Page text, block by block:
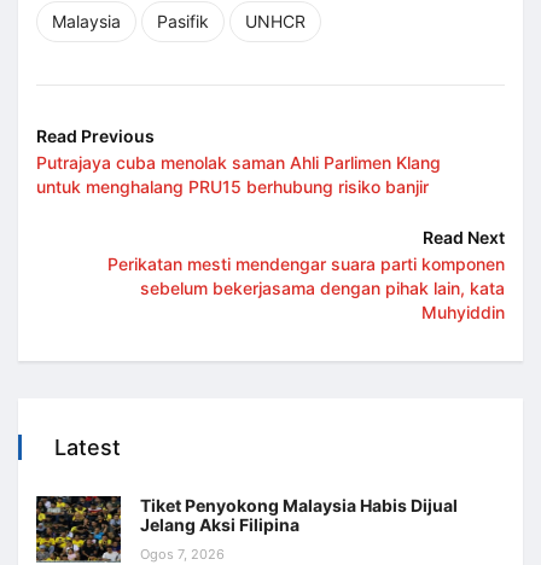
Malaysia Pasifik UNHCR
Read Previous
Putrajaya cuba menolak saman Ahli Parlimen Klang
untuk menghalang PRU15 berhubung risiko banjir
Read Next
Perikatan mesti mendengar suara parti komponen
sebelum bekerjasama dengan pihak lain, kata
Muhyiddin
Latest
Tiket Penyokong Malaysia Habis Dijual
Jelang Aksi Filipina
Ogos 7, 2026